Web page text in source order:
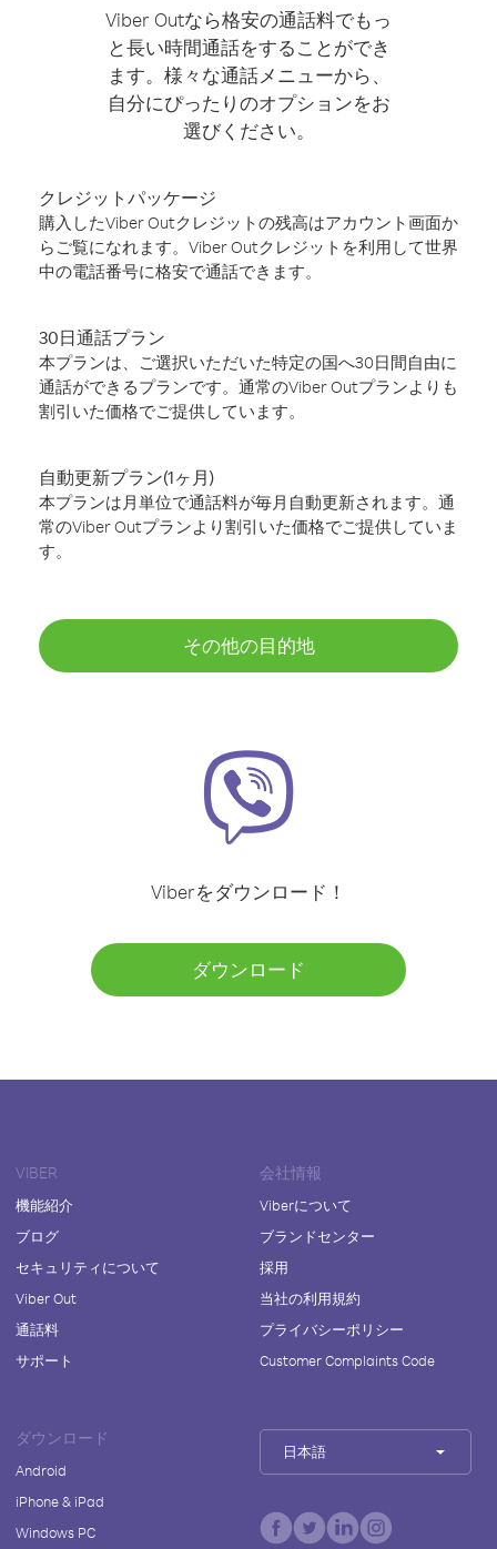
Viber Outなら格安の通話料でもっ
と長い時間通話をすることができ
ます。様々な通話メニューから、
自分にぴったりのオプションをお
選びください。
クレジットパッケージ
購入したViber Outクレジットの残高はアカウント画面か
らご覧になれます。Viber Outクレジットを利用して世界
中の電話番号に格安で通話できます。
30日通話プラン
本プランは、ご選択いただいた特定の国へ30日間自由に
通話ができるプランです。通常のViber Outプランよりも
割引いた価格でご提供しています。
自動更新プラン(1ヶ月)
本プランは月単位で通話料が毎月自動更新されます。通
常のViber Outプランより割引いた価格でご提供していま
す。
その他の目的地
Viberをダウンロード！
ダウンロード
VIBER
機能紹介
ブログ
セキュリティについて
Viber Out
通話料
サポート
会社情報
Viberについて
ブランドセンター
採用
当社の利用規約
プライバシーポリシー
Customer Complaints Code
ダウンロード
Android
iPhone & iPad
Windows PC
日本語